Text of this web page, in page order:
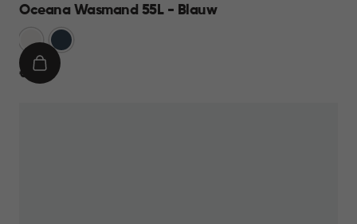
Oceana Wasmand 55L - Blauw
Blauw
€
€ 17,95
IN